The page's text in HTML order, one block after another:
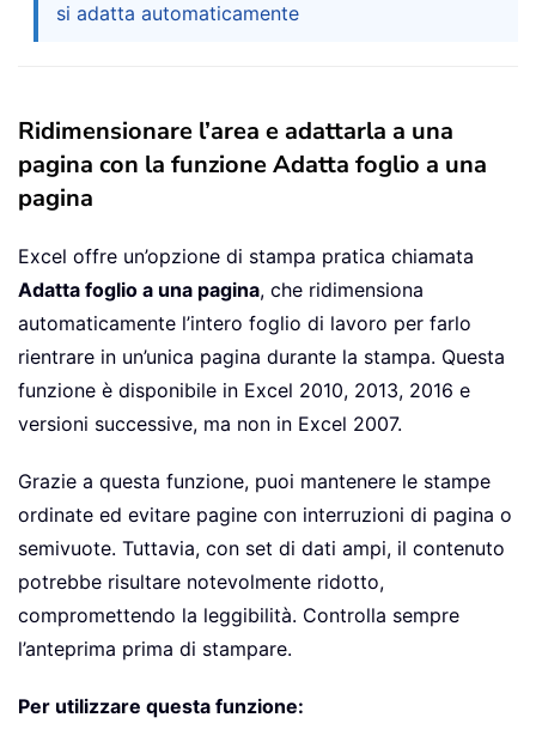
si adatta automaticamente
Ridimensionare l’area e adattarla a una
pagina con la funzione Adatta foglio a una
pagina
Excel offre un’opzione di stampa pratica chiamata
Adatta foglio a una pagina, che ridimensiona
automaticamente l’intero foglio di lavoro per farlo
rientrare in un’unica pagina durante la stampa. Questa
funzione è disponibile in Excel 2010, 2013, 2016 e
versioni successive, ma non in Excel 2007.
Grazie a questa funzione, puoi mantenere le stampe
ordinate ed evitare pagine con interruzioni di pagina o
semivuote. Tuttavia, con set di dati ampi, il contenuto
potrebbe risultare notevolmente ridotto,
compromettendo la leggibilità. Controlla sempre
l’anteprima prima di stampare.
Per utilizzare questa funzione: